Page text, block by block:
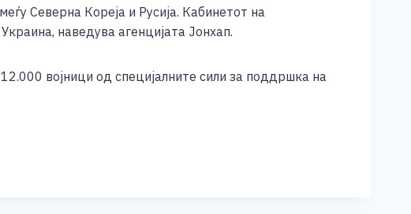
Северна Кореја и Русија. Кабинетот на
наведува агенцијата Јонхап.
војници од специјалните сили за поддршка на